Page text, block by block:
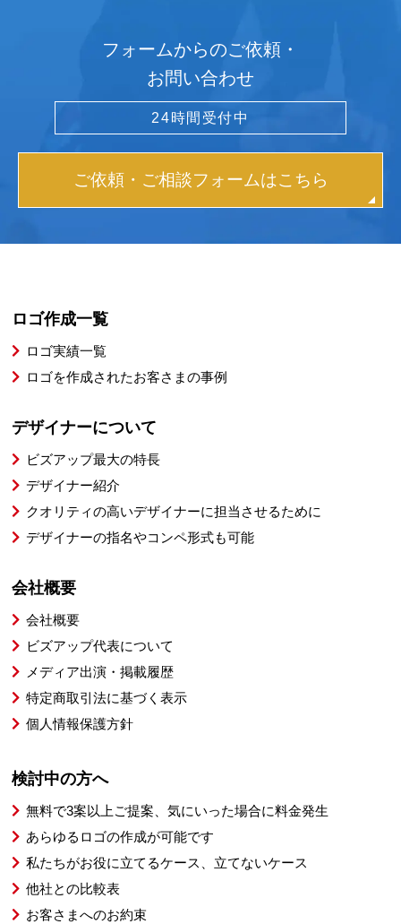
フォームからのご依頼・
お問い合わせ
24時間受付中
ご依頼・ご相談フォームはこちら
ロゴ作成一覧
ロゴ実績一覧
ロゴを作成されたお客さまの事例
デザイナーについて
ビズアップ最大の特長
デザイナー紹介
クオリティの高いデザイナーに担当させるために
デザイナーの指名やコンペ形式も可能
会社概要
会社概要
ビズアップ代表について
メディア出演・掲載履歴
特定商取引法に基づく表示
個人情報保護方針
検討中の方へ
無料で3案以上ご提案、気にいった場合に料金発生
あらゆるロゴの作成が可能です
私たちがお役に立てるケース、立てないケース
他社との比較表
お客さまへのお約束